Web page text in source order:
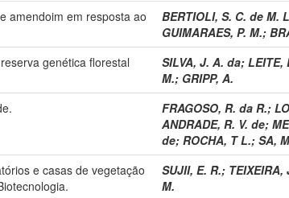
amendoim em resposta ao
BERTIOLI, S. C. de M.
GUIMARAES, P. M.;
genética florestal
SILVA, J. A. da; LEITE,
M.; GRIPP, A.
FRAGOSO, R. da R.;
ANDRADE, R. V. de;
de; ROCHA, T L.; SA,
e casas de vegetação
SUJII, E. R.; TEIXEIRA,
M.